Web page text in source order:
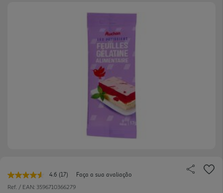
4.6 Leu
17
(17)
Faça a sua avaliação
Ref. / EAN: 3596710366279